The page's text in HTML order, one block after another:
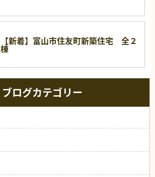
【新着】富山市住友町新築住宅 全２
棟
ブログカテゴリー